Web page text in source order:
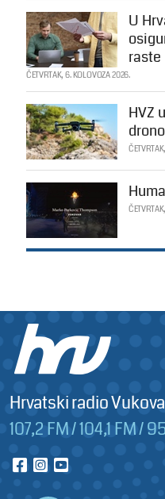
U
raste
ČETVRTAK, 6. KOLOVOZA 2026.
HVZ
Hrvatski radio
107,2 FM / 104,1 FM /